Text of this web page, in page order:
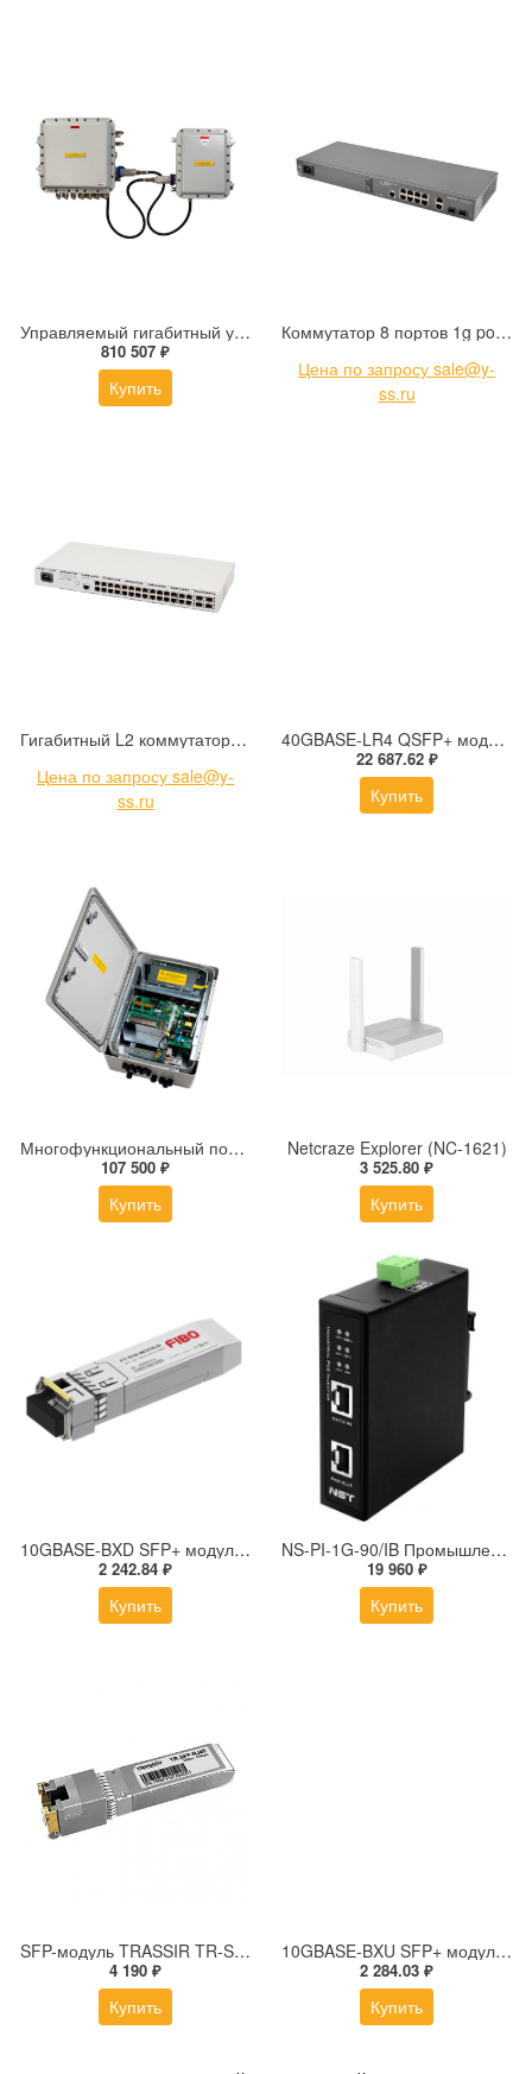
Управляемый гигабитный уличный коммутатор со встроенным источником бесперебойного питания во взрывоопасных зонах Tfortis PSW-2G6F+UPS-Ex
810 507 ₽
Купить
Коммутатор 8 портов 1g poe poe+ Eltex MES2300-08P_AC
Цена по запросу sale@y-
ss.ru
Гигабитный L2 коммутатор уровня доступа без поддержки стекирования с поддержкой PoE PoE+ Eltex MES2428P_AC
Цена по запросу sale@y-
ss.ru
40GBASE-LR4 QSFP+ модуль O-band 10км
22 687.62 ₽
Купить
Многофункциональный полностью гигабитный управляемый коммутатор уровня L2+ Tfortis PSW+UPS-Box 8x2Pro
107 500 ₽
Купить
Netcraze Explorer (NC-1621)
3 525.80 ₽
Купить
10GBASE-BXD SFP+ модуль 1330/1270нм 3км
2 242.84 ₽
Купить
NS-PI-1G-90/IB Промышленный PoE-инжектор Gigabit Ethernet на 90W с бустером напряжения.
19 960 ₽
Купить
SFP-модуль TRASSIR TR-SFP-RJ45
4 190 ₽
Купить
10GBASE-BXU SFP+ модуль 1270/1330нм 3км
2 284.03 ₽
Купить